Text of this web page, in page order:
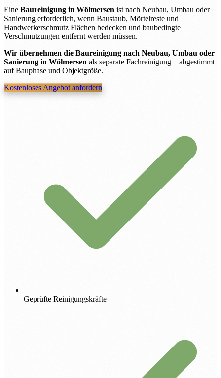
Eine Baureinigung in Wölmersen ist nach Neubau, Umbau oder
Sanierung erforderlich, wenn Baustaub, Mörtelreste und
Handwerkerschmutz Flächen bedecken und baubedingte
Verschmutzungen entfernt werden müssen.
Wir übernehmen die Baureinigung nach Neubau, Umbau oder
Sanierung in Wölmersen als separate Fachreinigung – abgestimmt
auf Bauphase und Objektgröße.
Kostenloses Angebot anfordern
Geprüfte Reinigungskräfte